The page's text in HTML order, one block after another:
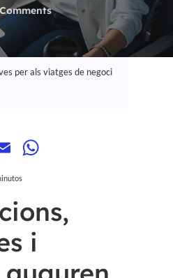
per als viatges de negoci
Email
i